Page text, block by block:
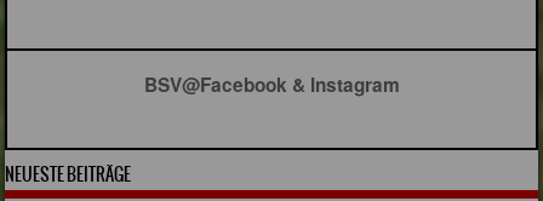
BSV@Facebook & Instagram
NEUESTE BEITRÄGE